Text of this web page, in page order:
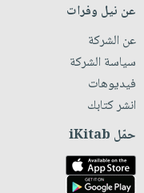
عن نيل وفرات
عن الشركة
سياسة الشركة
فيديوهات
انشر كتابك
حمّل iKitab